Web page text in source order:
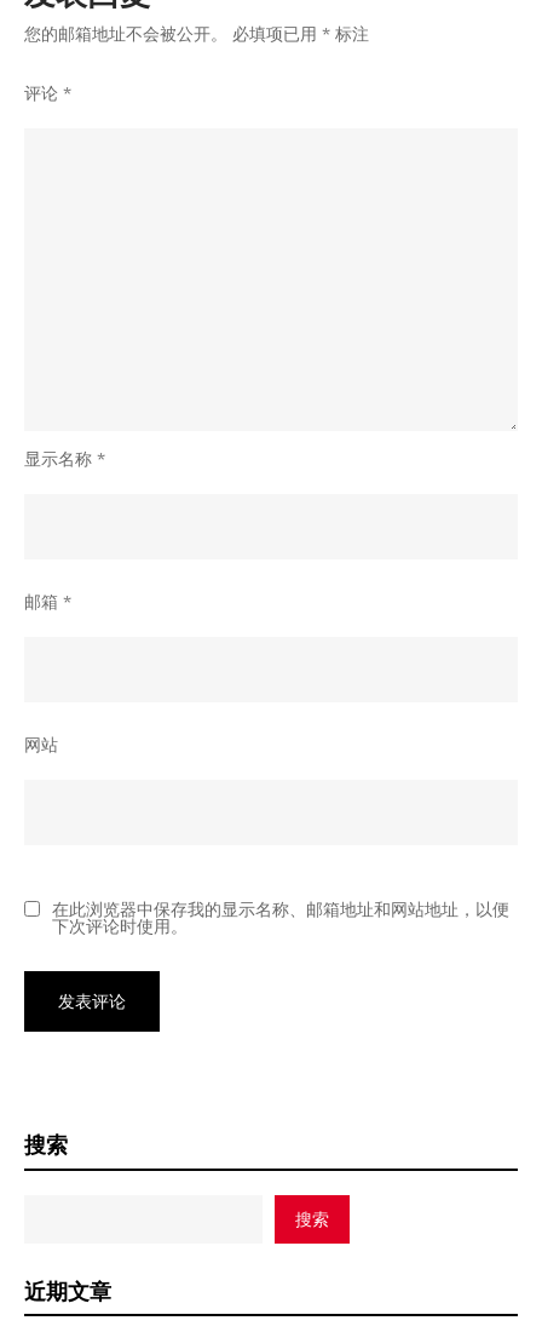
+购
您的邮箱地址不会被公开。 必填项已用 * 标注
评论 *
显示名称 *
邮箱 *
网站
在此浏览器中保存我的显示名称、邮箱地址和网站地址，以便
下次评论时使用。
搜索
搜索
近期文章